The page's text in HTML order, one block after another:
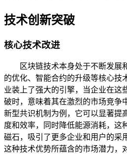
技术创新突破
核心技术改进
区块链技术本身处于不断发展
的优化、智能合约的升级等核心技
业装上了强大的引擎，当企业在这
破时，意味着其在激烈的市场竞争
新型共识机制为例，它可以显著提
度和效率，同时降低能源消耗，这
磁石，吸引了更多企业和用户的采
这种技术优势所蕴含的市场潜力，